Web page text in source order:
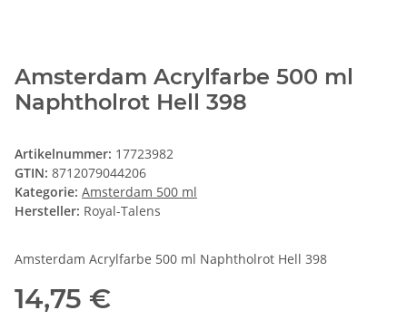
Amsterdam Acrylfarbe 500 ml
Naphtholrot Hell 398
Artikelnummer: 17723982
GTIN: 8712079044206
Kategorie: Amsterdam 500 ml
Hersteller: Royal-Talens
Amsterdam Acrylfarbe 500 ml Naphtholrot Hell 398
14,75 €